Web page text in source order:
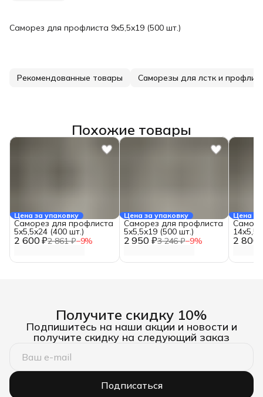
Саморез для профлиста 9x5,5x19 (500 шт.)
Рекомендованные товары Саморезы для лстк и
Похожие товары
Цена за упаковку
2 600 ₽2 861 ₽−9%
Саморез для профлиста
5x5,5x24 (400 шт.)
Цена за упаковку
2 950 ₽3 246 ₽−9%
Саморез для профлиста
5x5,5x19 (500 шт.)
Цена
2 800
Получите скидку 10%
Подпишитесь на наши акции и новости и
получите скидку на следующий заказ
Подписаться